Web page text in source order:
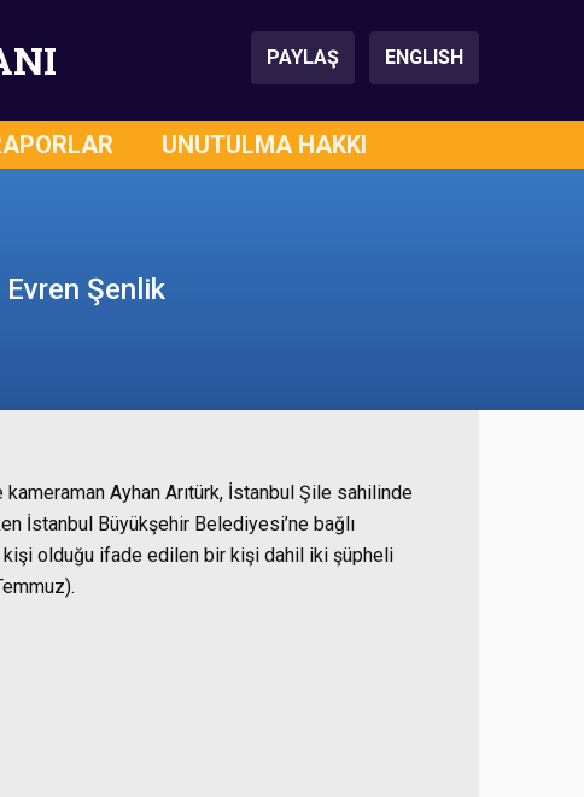
PAYLAŞ ENGLISH
UNUTULMA HAKKI
Şenlik
Ayhan Arıtürk, İstanbul Şile sahilinde
İstanbul Büyükşehir Belediyesi’ne bağlı
kişi olduğu ifade edilen bir kişi dahil iki şüpheli